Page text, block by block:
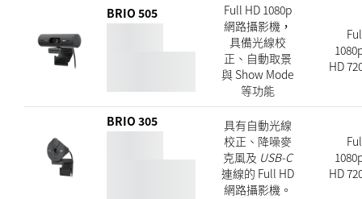
BRIO 505
Full HD 1080p
網路攝影機，
具備光線校
正、自動取景
與 Show Mode
等功能
HD
BRIO 305
具有自動光線
校正、降噪麥
克風及 USB-C
連線的 Full HD
網路攝影機。
HD